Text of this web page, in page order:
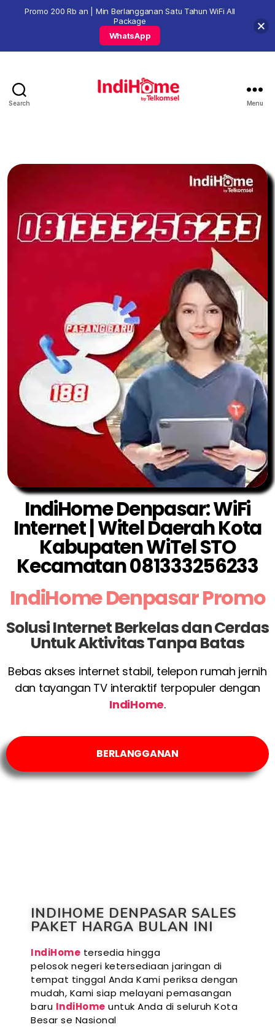
Search Menu
IndiHome Denpasar: WiFi
Internet | Witel Daerah Kota
Kabupaten WiTel STO
Kecamatan 081333256233
IndiHome Denpasar Promo
Solusi Internet Berkelas dan Cerdas
Untuk Aktivitas Tanpa Batas
Bebas akses internet stabil, telepon rumah jernih
dan tayangan TV interaktif terpopuler dengan
IndiHome.
BERLANGGANAN
INDIHOME DENPASAR SALES
PAKET HARGA BULAN INI
IndiHome tersedia hingga
pelosok negeri ketersediaan jaringan di
tempat tinggal Anda Kami periksa dengan
mudah, Kami siap melayani pemasangan
baru IndiHome untuk Anda di seluruh Kota
Besar se Nasional
Promo 200 Rb an | Min Berlangganan Satu Tahun WiFi All
Package
WhatsApp